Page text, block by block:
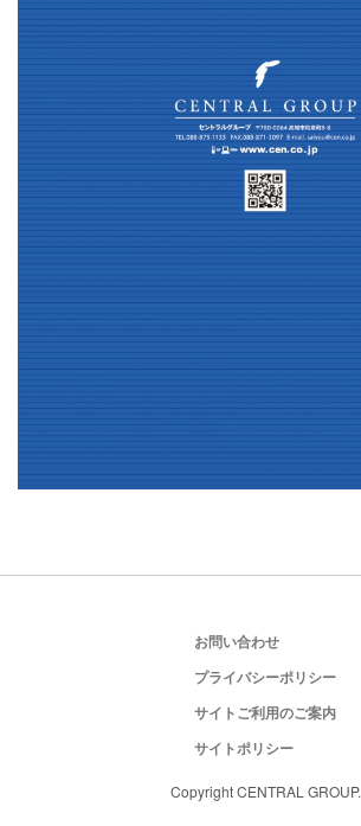
お問い合わせ
プライバシーポリシー
サイトご利用のご案内
サイトポリシー
Copyright CENTRAL GROUP.